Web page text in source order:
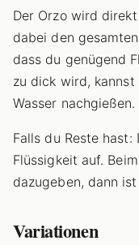
Der Orzo wird
dabei den
dass du genügend
zu dick wird,
Wasser nachgießen.
Falls du Reste
Flüssigkeit auf.
dazugeben, dann
Variationen